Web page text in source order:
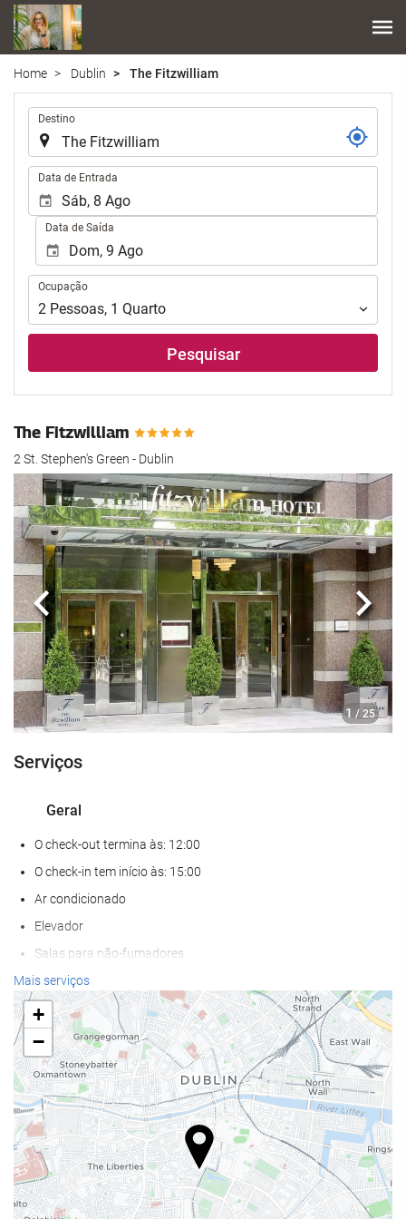
Home Dublin The Fitzwilliam
Destino
Data de Entrada
Data de Saída
Ocupação
Ocupação
2 Pessoas, 1 Quarto
Pesquisar
The Fitzwilliam
2 St. Stephen's Green - Dublin
1 / 25
Anterior
Serviços
Geral
O check-out termina às: 12:00
O check-in tem início às: 15:00
Ar condicionado
Elevador
Salas para não-fumadores
Zona de fumadores
Não admite animais
Serviços de receção
Sala para bagagem
Cofre forte
Câmbio de divisas
Balcão de turismo
Mais serviços
+
−